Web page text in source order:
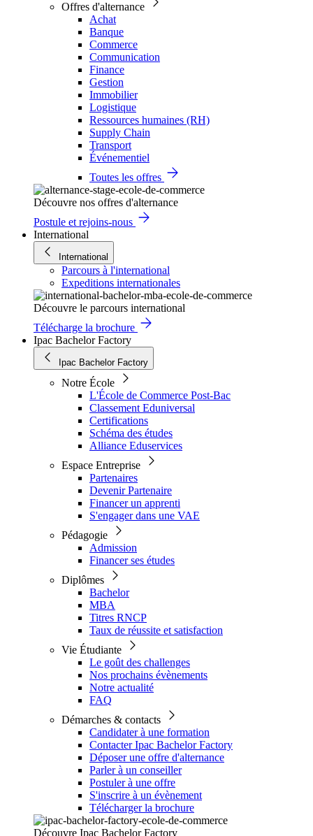
Offres d'alternance
Achat
Banque
Commerce
Communication
Finance
Gestion
Immobilier
Logistique
Ressources humaines (RH)
Supply Chain
Transport
Événementiel
Toutes les offres
Découvre nos offres d'alternance
Postule et rejoins-nous
International
International
Parcours à l'international
Expeditions internationales
Découvre le parcours international
Télécharge la brochure
Ipac Bachelor Factory
Ipac Bachelor Factory
Notre École
L'École de Commerce Post-Bac
Classement Eduniversal
Certifications
Schéma des études
Alliance Eduservices
Espace Entreprise
Partenaires
Devenir Partenaire
Financer un apprenti
S'engager dans une VAE
Pédagogie
Admission
Financer ses études
Diplômes
Bachelor
MBA
Titres RNCP
Taux de réussite et satisfaction
Vie Étudiante
Le goût des challenges
Nos prochains évènements
Notre actualité
FAQ
Démarches & contacts
Candidater à une formation
Contacter Ipac Bachelor Factory
Déposer une offre d'alternance
Parler à un conseiller
Postuler à une offre
S'inscrire à un évènement
Télécharger la brochure
Découvre Ipac Bachelor Factory